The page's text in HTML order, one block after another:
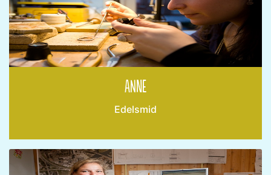
Anne
Edelsmid